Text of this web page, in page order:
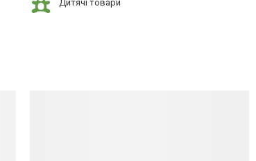
Дитячі товари